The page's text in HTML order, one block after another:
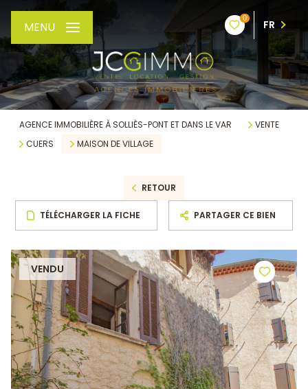
0
FR
MENU
AGENCE IMMOBILIÈRE À SOLLIÈS-PONT ET DANS LE VAR
VENTE
CUERS
MAISON DE VILLAGE
RETOUR
TÉLÉCHARGER LA FICHE PARTAGER CE BIEN
VENDU